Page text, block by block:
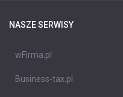
NASZE SERWISY
wFirma.pl
Business-tax.pl